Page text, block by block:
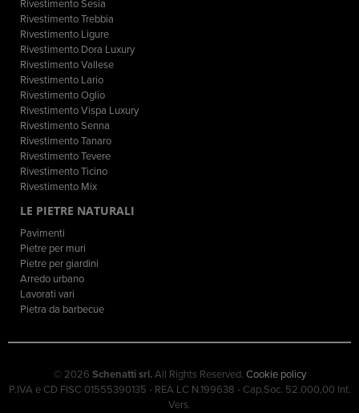
Rivestimento Sesia
Rivestimento Trebbia
Rivestimento Ligure
Rivestimento Dora Luxury
Rivestimento Vallese
Rivestimento Lario
Rivestimento Oglio
Rivestimento Vispa Luxury
Rivestimento Senna
Rivestimento Tanaro
Rivestimento Tevere
Rivestimento Ticino
Rivestimento Mix
LE PIETRE NATURALI
Pavimenti
Pietre per muri
Pietre per giardini
Arredo urbano
Lavorati vari
Pietra da barbecue
© 2026 Schenatti srl.All Rights Reserved. Cookie policy
P.IVA e CD FISC 01555390135 - REA LC N.199638 - Cap.Soc. 52.000,00 Int.
Vers.